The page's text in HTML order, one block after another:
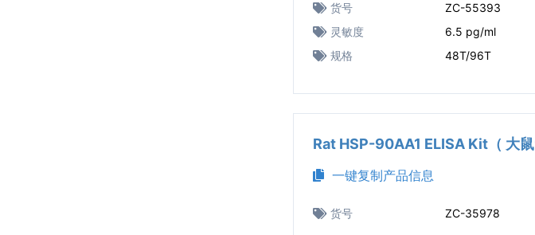
货号 ZC-55393
灵敏度
6.5 pg/ml
规格
48T/96T
Rat HSP-90AA1 ELISA Kit（ 大
一键复制产品信息
货号 ZC-35978